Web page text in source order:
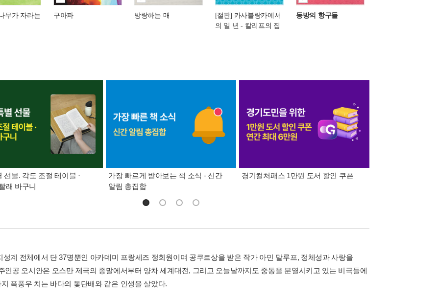
무가 자라는 구아파 방랑하는 매
[절판] 카사블랑카에서
의 일 년 - 칼리프의 집
동방의 항구들
선물. 각도 조절 테이블 ·
래 바구니
가장 빠르게 받아보는 책 소식 - 신간
알림 총집합
경기컬처패스 1만원 도서 할인 쿠폰
성계 전체에서 단 37명뿐인 아카데미 프랑세즈 정회원이며 공쿠르상을 받은 작가 아민 말루프, 정체성과 사랑을
인공 오시안은 오스만 제국의 종말에서부터 양차 세계대전, 그리고 오늘날까지도 중동을 분열시키고 있는 비극들에
폭풍우 치는 바다의 돛단배와 같은 인생을 살았다.